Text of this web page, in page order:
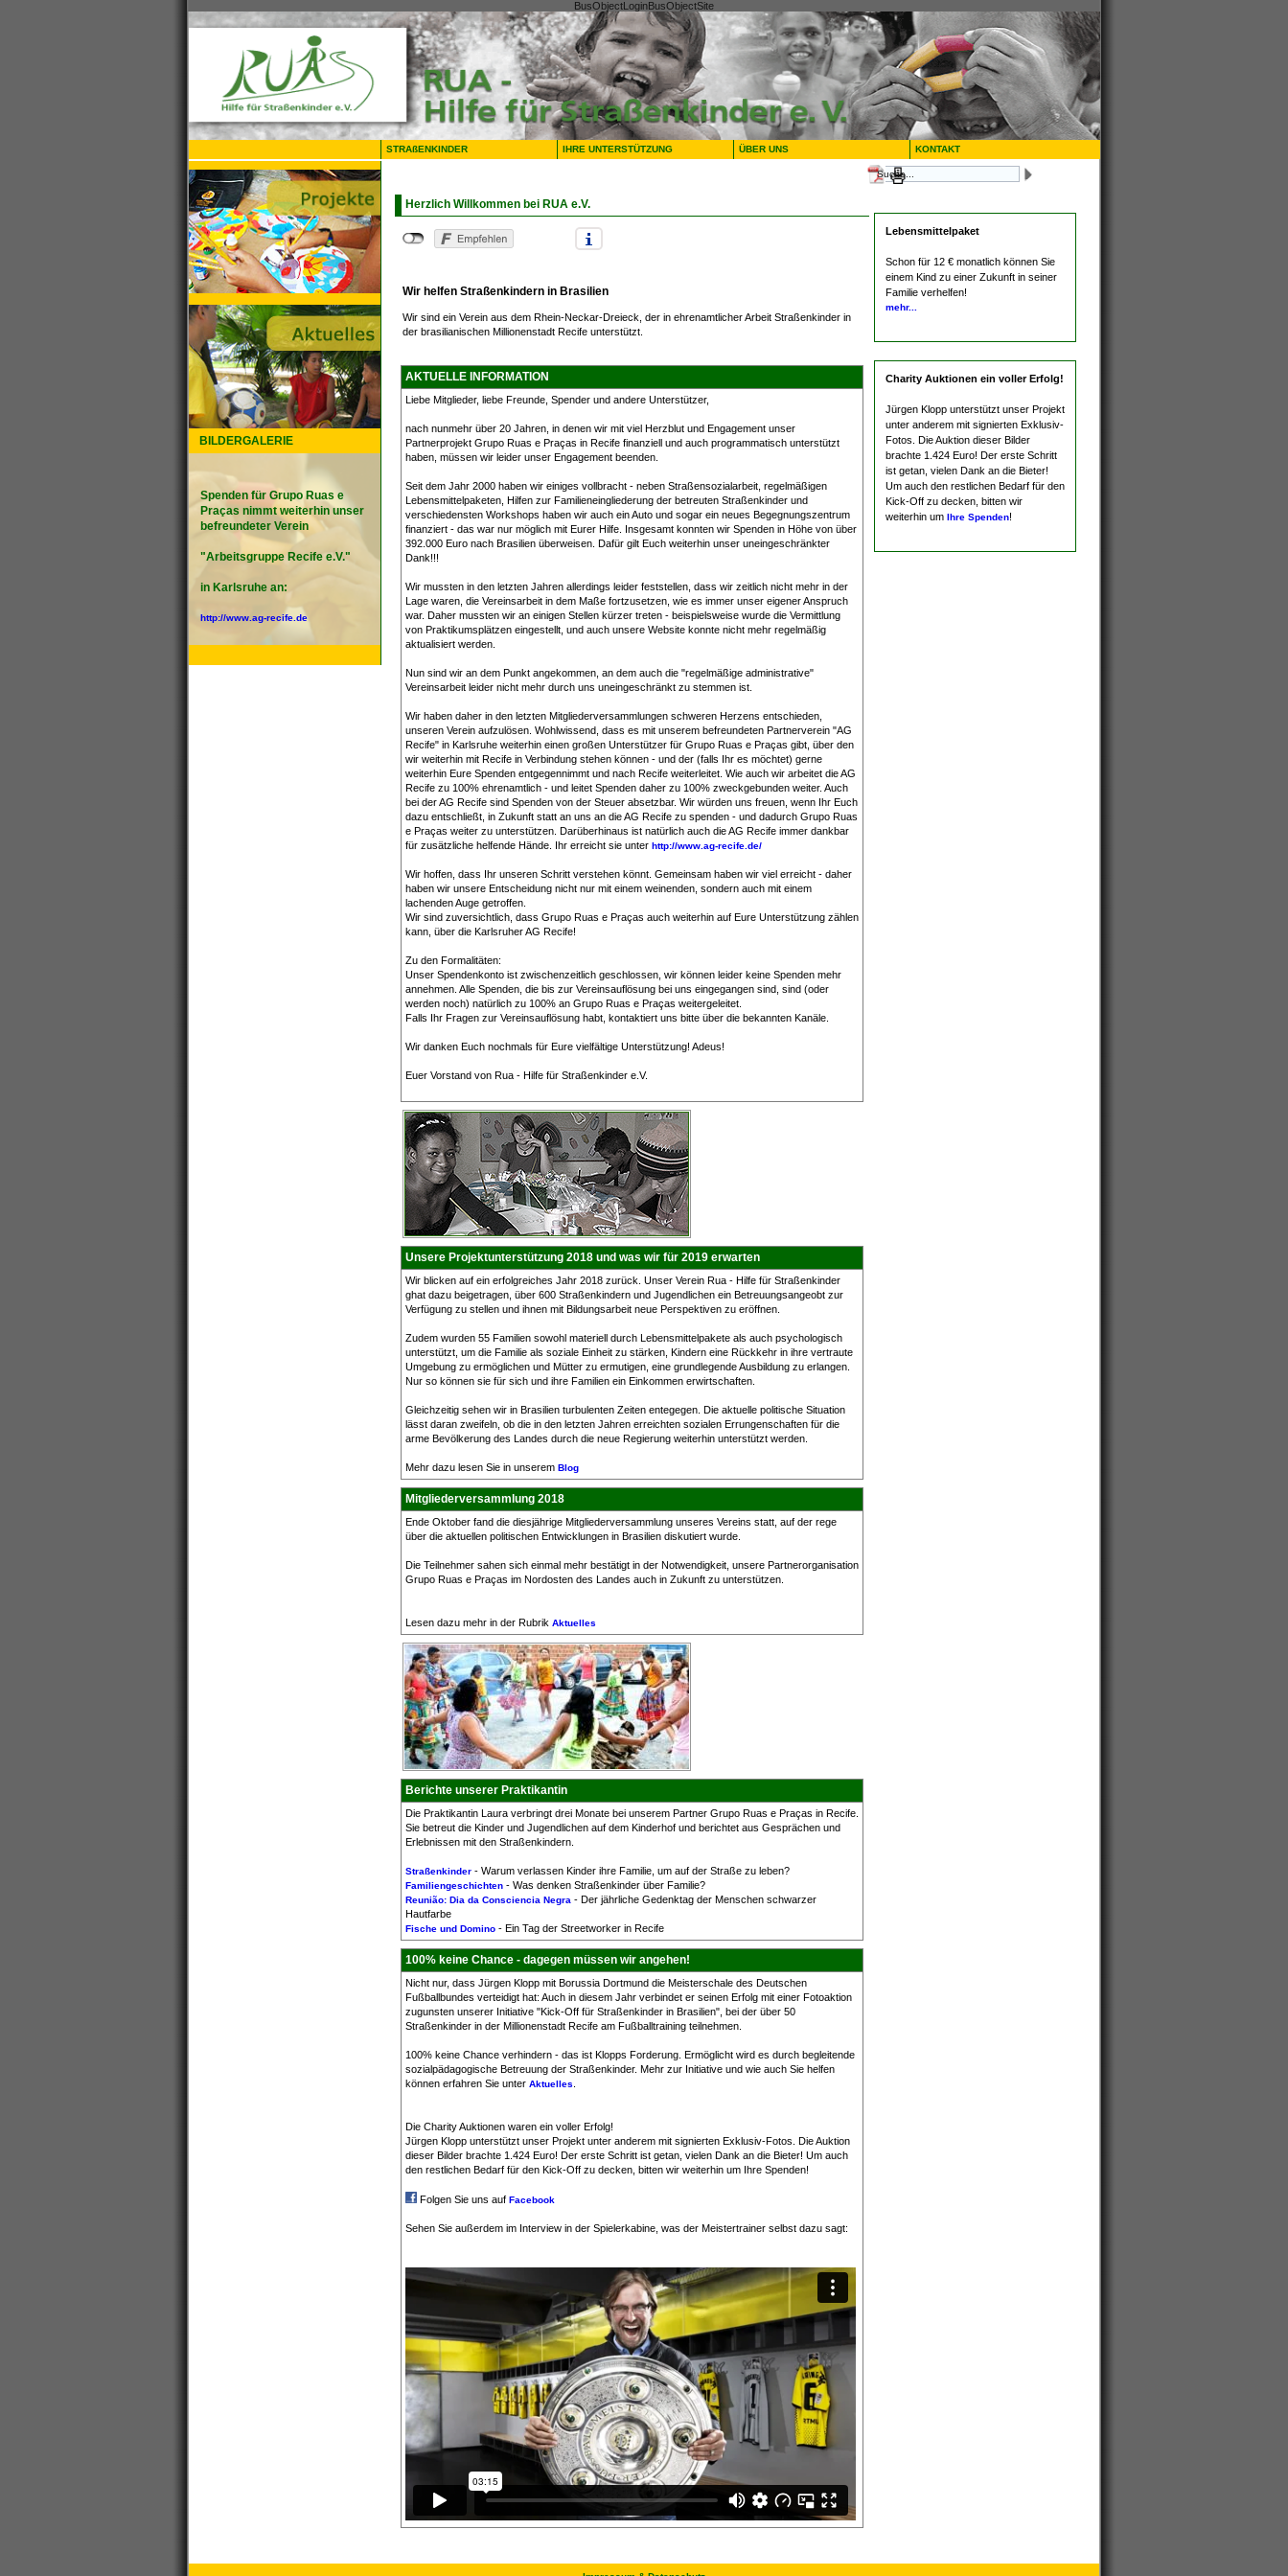
BusObjectLoginBusObjectSite
STRAßENKINDER IHRE UNTERSTÜTZUNG ÜBER UNS KONTAKT
BILDERGALERIE
Spenden für Grupo Ruas e
Praças nimmt weiterhin unser
befreundeter Verein
"Arbeitsgruppe Recife e.V."
in Karlsruhe an:
http://www.ag-recife.de
Herzlich Willkommen bei RUA e.V.
Wir helfen Straßenkindern in Brasilien
Wir sind ein Verein aus dem Rhein-Neckar-Dreieck, der in ehrenamtlicher Arbeit Straßenkinder in
der brasilianischen Millionenstadt Recife unterstützt.
AKTUELLE INFORMATION
Liebe Mitglieder, liebe Freunde, Spender und andere Unterstützer,
nach nunmehr über 20 Jahren, in denen wir mit viel Herzblut und Engagement unser
Partnerprojekt Grupo Ruas e Praças in Recife finanziell und auch programmatisch unterstützt
haben, müssen wir leider unser Engagement beenden.
Seit dem Jahr 2000 haben wir einiges vollbracht - neben Straßensozialarbeit, regelmäßigen
Lebensmittelpaketen, Hilfen zur Familieneingliederung der betreuten Straßenkinder und
verschiedensten Workshops haben wir auch ein Auto und sogar ein neues Begegnungszentrum
finanziert - das war nur möglich mit Eurer Hilfe. Insgesamt konnten wir Spenden in Höhe von über
392.000 Euro nach Brasilien überweisen. Dafür gilt Euch weiterhin unser uneingeschränkter
Dank!!!
Wir mussten in den letzten Jahren allerdings leider feststellen, dass wir zeitlich nicht mehr in der
Lage waren, die Vereinsarbeit in dem Maße fortzusetzen, wie es immer unser eigener Anspruch
war. Daher mussten wir an einigen Stellen kürzer treten - beispielsweise wurde die Vermittlung
von Praktikumsplätzen eingestellt, und auch unsere Website konnte nicht mehr regelmäßig
aktualisiert werden.
Nun sind wir an dem Punkt angekommen, an dem auch die "regelmäßige administrative"
Vereinsarbeit leider nicht mehr durch uns uneingeschränkt zu stemmen ist.
Wir haben daher in den letzten Mitgliederversammlungen schweren Herzens entschieden,
unseren Verein aufzulösen. Wohlwissend, dass es mit unserem befreundeten Partnerverein "AG
Recife" in Karlsruhe weiterhin einen großen Unterstützer für Grupo Ruas e Praças gibt, über den
wir weiterhin mit Recife in Verbindung stehen können - und der (falls Ihr es möchtet) gerne
weiterhin Eure Spenden entgegennimmt und nach Recife weiterleitet. Wie auch wir arbeitet die AG
Recife zu 100% ehrenamtlich - und leitet Spenden daher zu 100% zweckgebunden weiter. Auch
bei der AG Recife sind Spenden von der Steuer absetzbar. Wir würden uns freuen, wenn Ihr Euch
dazu entschließt, in Zukunft statt an uns an die AG Recife zu spenden - und dadurch Grupo Ruas
e Praças weiter zu unterstützen. Darüberhinaus ist natürlich auch die AG Recife immer dankbar
für zusätzliche helfende Hände. Ihr erreicht sie unter http://www.ag-recife.de/
Wir hoffen, dass Ihr unseren Schritt verstehen könnt. Gemeinsam haben wir viel erreicht - daher
haben wir unsere Entscheidung nicht nur mit einem weinenden, sondern auch mit einem
lachenden Auge getroffen.
Wir sind zuversichtlich, dass Grupo Ruas e Praças auch weiterhin auf Eure Unterstützung zählen
kann, über die Karlsruher AG Recife!
Zu den Formalitäten:
Unser Spendenkonto ist zwischenzeitlich geschlossen, wir können leider keine Spenden mehr
annehmen. Alle Spenden, die bis zur Vereinsauflösung bei uns eingegangen sind, sind (oder
werden noch) natürlich zu 100% an Grupo Ruas e Praças weitergeleitet.
Falls Ihr Fragen zur Vereinsauflösung habt, kontaktiert uns bitte über die bekannten Kanäle.
Wir danken Euch nochmals für Eure vielfältige Unterstützung! Adeus!
Euer Vorstand von Rua - Hilfe für Straßenkinder e.V.
Unsere Projektunterstützung 2018 und was wir für 2019 erwarten
Wir blicken auf ein erfolgreiches Jahr 2018 zurück. Unser Verein Rua - Hilfe für Straßenkinder
ghat dazu beigetragen, über 600 Straßenkindern und Jugendlichen ein Betreuungsangeobt zur
Verfügung zu stellen und ihnen mit Bildungsarbeit neue Perspektiven zu eröffnen.
Zudem wurden 55 Familien sowohl materiell durch Lebensmittelpakete als auch psychologisch
unterstützt, um die Familie als soziale Einheit zu stärken, Kindern eine Rückkehr in ihre vertraute
Umgebung zu ermöglichen und Mütter zu ermutigen, eine grundlegende Ausbildung zu erlangen.
Nur so können sie für sich und ihre Familien ein Einkommen erwirtschaften.
Gleichzeitig sehen wir in Brasilien turbulenten Zeiten entegegen. Die aktuelle politische Situation
lässt daran zweifeln, ob die in den letzten Jahren erreichten sozialen Errungenschaften für die
arme Bevölkerung des Landes durch die neue Regierung weiterhin unterstützt werden.
Mehr dazu lesen Sie in unserem Blog
Mitgliederversammlung 2018
Ende Oktober fand die diesjährige Mitgliederversammlung unseres Vereins statt, auf der rege
über die aktuellen politischen Entwicklungen in Brasilien diskutiert wurde.
Die Teilnehmer sahen sich einmal mehr bestätigt in der Notwendigkeit, unsere Partnerorganisation
Grupo Ruas e Praças im Nordosten des Landes auch in Zukunft zu unterstützen.
Lesen dazu mehr in der Rubrik Aktuelles
Berichte unserer Praktikantin
Die Praktikantin Laura verbringt drei Monate bei unserem Partner Grupo Ruas e Praças in Recife.
Sie betreut die Kinder und Jugendlichen auf dem Kinderhof und berichtet aus Gesprächen und
Erlebnissen mit den Straßenkindern.
Straßenkinder - Warum verlassen Kinder ihre Familie, um auf der Straße zu leben?
Familiengeschichten - Was denken Straßenkinder über Familie?
Reunião: Dia da Consciencia Negra - Der jährliche Gedenktag der Menschen schwarzer
Hautfarbe
Fische und Domino - Ein Tag der Streetworker in Recife
100% keine Chance - dagegen müssen wir angehen!
Nicht nur, dass Jürgen Klopp mit Borussia Dortmund die Meisterschale des Deutschen
Fußballbundes verteidigt hat: Auch in diesem Jahr verbindet er seinen Erfolg mit einer Fotoaktion
zugunsten unserer Initiative "Kick-Off für Straßenkinder in Brasilien", bei der über 50
Straßenkinder in der Millionenstadt Recife am Fußballtraining teilnehmen.
100% keine Chance verhindern - das ist Klopps Forderung. Ermöglicht wird es durch begleitende
sozialpädagogische Betreuung der Straßenkinder. Mehr zur Initiative und wie auch Sie helfen
können erfahren Sie unter Aktuelles
Die Charity Auktionen waren ein voller Erfolg!
Jürgen Klopp unterstützt unser Projekt unter anderem mit signierten Exklusiv-Fotos. Die Auktion
dieser Bilder brachte 1.424 Euro! Der erste Schritt ist getan, vielen Dank an die Bieter! Um auch
den restlichen Bedarf für den Kick-Off zu decken, bitten wir weiterhin um Ihre Spenden!
Folgen Sie uns auf Facebook
Sehen Sie außerdem im Interview in der Spielerkabine, was der Meistertrainer selbst dazu sagt:
Lebensmittelpaket
Schon für 12 € monatlich können Sie
einem Kind zu einer Zukunft in seiner
Familie verhelfen!
mehr...
Charity Auktionen ein voller Erfolg!
Jürgen Klopp unterstützt unser Projekt
unter anderem mit signierten Exklusiv-
Fotos. Die Auktion dieser Bilder
brachte 1.424 Euro! Der erste Schritt
ist getan, vielen Dank an die Bieter!
Um auch den restlichen Bedarf für den
Kick-Off zu decken, bitten wir
weiterhin um Ihre Spenden!